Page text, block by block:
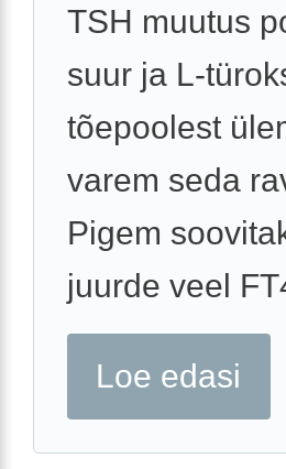
TSH muutus
suur ja L-
tõepoolest
varem seda
Pigem
juurde veel
Loe edasi